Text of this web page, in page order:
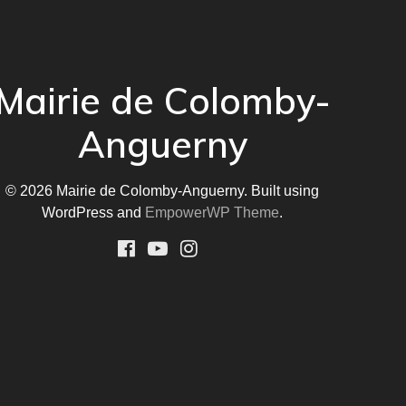
de Colomby-
Anguerny
© 2026 Mairie de Colomby-Anguerny. Built using
WordPress and EmpowerWP Theme.